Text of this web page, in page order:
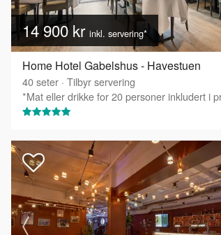
14 900 kr inkl. servering*
Home Hotel Gabelshus - Havestuen
40seter · Tilbyr servering
*Mat eller drikke for 20 personer inkludert i